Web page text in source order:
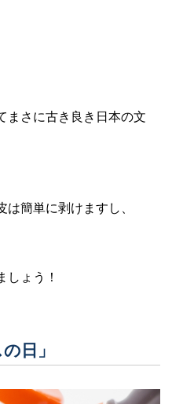
まさに古き良き日本の文
簡単に剥けますし、
しょう！
日」